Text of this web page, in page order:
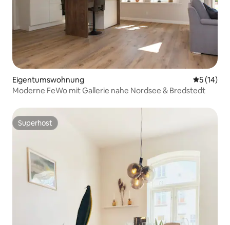
Eigentumswohnung
5 (14)
Moderne FeWo mit Gallerie nahe Nordsee & Bredstedt
Superhost
Superhost